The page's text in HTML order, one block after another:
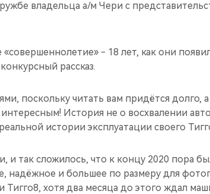
владельца а/м Чери с
- 18 лет, как они
рассказ.
поскольку читать вам придётся долго, а
История не о восхвалении
истории эксплуатации своего
и так сложилось, что к концу 2020 пора
надёжное и большее по размеру для
Тигго8, хотя два месяца до этого ждал